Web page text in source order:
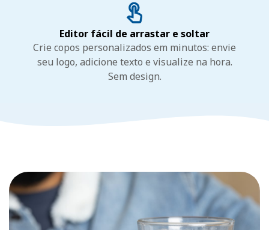
Editor fácil de arrastar e soltar
Crie copos personalizados em minutos: envie
seu logo, adicione texto e visualize na hora.
Sem design.